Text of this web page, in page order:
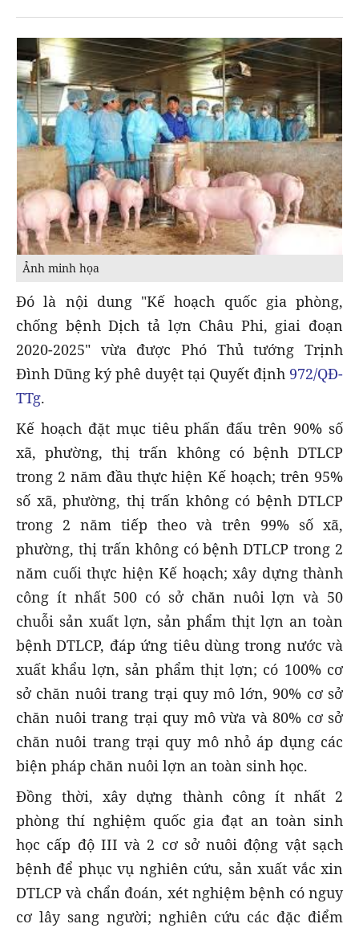
Ảnh minh họa
Đó là nội dung "Kế hoạch quốc gia phòng,
chống bệnh Dịch tả lợn Châu Phi, giai đoạn
2020-2025" vừa được Phó Thủ tướng Trịnh
Đình Dũng ký phê duyệt tại Quyết định 972/QĐ-
TTg.
Kế hoạch đặt mục tiêu phấn đấu trên 90% số
xã, phường, thị trấn không có bệnh DTLCP
trong 2 năm đầu thực hiện Kế hoạch; trên 95%
số xã, phường, thị trấn không có bệnh DTLCP
trong 2 năm tiếp theo và trên 99% số xã,
phường, thị trấn không có bệnh DTLCP trong 2
năm cuối thực hiện Kế hoạch; xây dựng thành
công ít nhất 500 có sở chăn nuôi lợn và 50
chuỗi sản xuất lợn, sản phẩm thịt lợn an toàn
bệnh DTLCP, đáp ứng tiêu dùng trong nước và
xuất khẩu lợn, sản phẩm thịt lợn; có 100% cơ
sở chăn nuôi trang trại quy mô lớn, 90% cơ sở
chăn nuôi trang trại quy mô vừa và 80% cơ sở
chăn nuôi trang trại quy mô nhỏ áp dụng các
biện pháp chăn nuôi lợn an toàn sinh học.
Đồng thời, xây dựng thành công ít nhất 2
phòng thí nghiệm quốc gia đạt an toàn sinh
học cấp độ III và 2 cơ sở nuôi động vật sạch
bệnh để phục vụ nghiên cứu, sản xuất vắc xin
DTLCP và chẩn đoán, xét nghiệm bệnh có nguy
cơ lây sang người; nghiên cứu các đặc điểm